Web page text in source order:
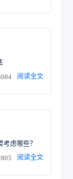
阅读全文
虑哪些？
阅读全文